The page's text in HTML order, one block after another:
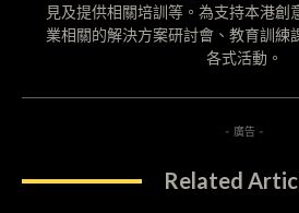
見及提供相關培訓等。為支持本港創
業相關的解決方案研討會、教育訓練
各式活動。
- 廣告 -
Related